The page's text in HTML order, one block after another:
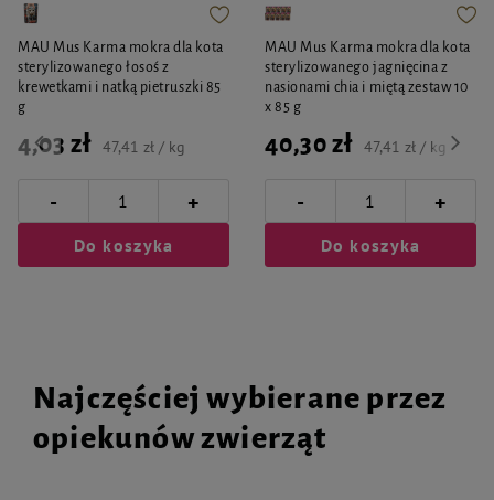
MAU Mus Karma mokra dla kota
sterylizowanego łosoś z
krewetkami i natką pietruszki 85
g
4,03 zł 47,41 zł / kg
- +
Do koszyka
MAU Mus Karma mokra dla kota
sterylizowanego jagnięcina z
nasionami chia i miętą zestaw 10
x 85 g
40,30 zł 47,41 zł / kg
- +
Do koszyka
Najczęściej wybierane przez
opiekunów zwierząt